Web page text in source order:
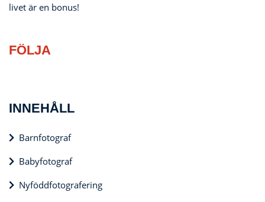
livet är en bonus!
FÖLJA
INNEHÅLL
Barnfotograf
Babyfotograf
Nyföddfotografering